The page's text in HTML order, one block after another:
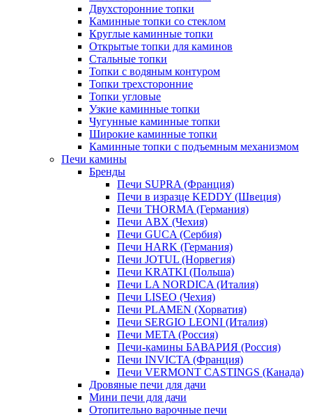
Двухсторонние топки
Каминные топки со стеклом
Круглые каминные топки
Открытые топки для каминов
Стальные топки
Топки с водяным контуром
Топки трехсторонние
Топки угловые
Узкие каминные топки
Чугунные каминные топки
Широкие каминные топки
Каминные топки с подъемным механизмом
Печи камины
Бренды
Печи SUPRA (Франция)
Печи в изразце KEDDY (Швеция)
Печи THORMA (Германия)
Печи ABX (Чехия)
Печи GUCA (Сербия)
Печи HARK (Германия)
Печи JOTUL (Норвегия)
Печи KRATKI (Польша)
Печи LA NORDICA (Италия)
Печи LISEO (Чехия)
Печи PLAMEN (Хорватия)
Печи SERGIO LEONI (Италия)
Печи META (Россия)
Печи-камины БАВАРИЯ (Россия)
Печи INVICTA (Франция)
Печи VERMONT CASTINGS (Канада)
Дровяные печи для дачи
Мини печи для дачи
Отопительно варочные печи